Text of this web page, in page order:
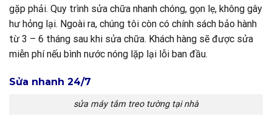
gặp phải. Quy trình sửa chữa nhanh chóng, gọn lẹ, không gây
hư hỏng lại. Ngoài ra, chúng tôi còn có chính sách bảo hành
từ 3 – 6 tháng sau khi sửa chữa. Khách hàng sẽ được sửa
miễn phí nếu bình nước nóng lặp lại lỗi ban đầu.
Sửa nhanh 24/7
sửa máy tắm treo tường tại nhà